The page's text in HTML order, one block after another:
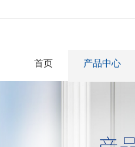
首页 产品中心